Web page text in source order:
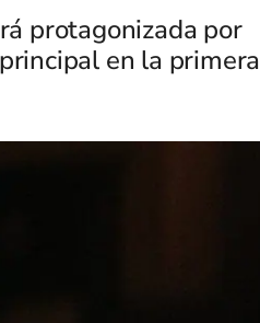
protagonizada por
en la primera